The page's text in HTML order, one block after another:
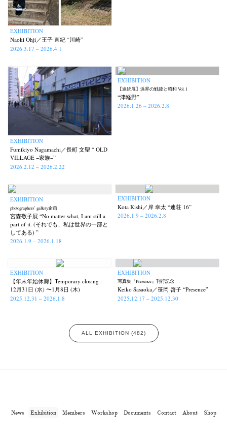
EXHIBITION
Naoki Ohji／王子 直紀 “川崎”
2026.3.17 – 2026.4.1
EXHIBITION
Fumikiyo Nagamachi／長町 文聖 “ OLD
VILLAGE −家族−”
2026.2.12 – 2026.2.22
EXHIBITION
【連続展】浜昇の戦後と昭和 Vol. 1
“津軽野”
2026.1.26 – 2026.2.8
EXHIBITION
photographers’ gallery企画
宮森敬子展 “No matter what, I am still a
part of it. (それでも、私は世界の一部と
してある) ”
2026.1.9 – 2026.1.18
EXHIBITION
Kota Kishi／岸 幸太 “連荘 16”
2026.1.9 – 2026.2.8
EXHIBITION
【年末年始休廊】Temporary closing :
12月31日 (水) 〜1月8日 (木)
2025.12.31 – 2026.1.8
EXHIBITION
写真集『Presence』刊行記念
Keiko Sasaoka／笹岡 啓子 “Presence”
2025.12.17 – 2025.12.30
ALL EXHIBITION (482)
News Exhibition Members Workshop Documents Contact About Shop